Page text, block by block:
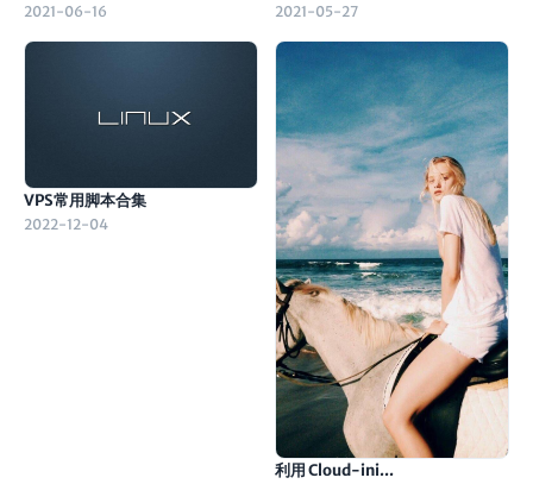
2021-06-16 2021-05-27
VPS常用脚本合集
2022-12-04
利用 Cloud-ini...